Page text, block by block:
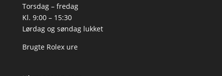
Torsdag – fredag
Kl. 9:00 – 15:30
Lørdag og søndag lukket
Brugte Rolex ure